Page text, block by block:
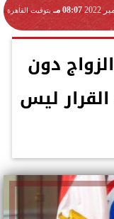
08:07 مـ بتوقيت القاهرة
دون
القرار ليس